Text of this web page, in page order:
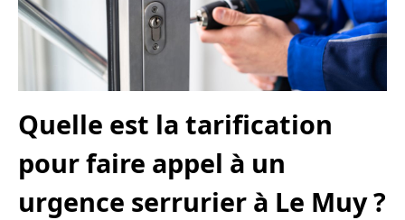
Quelle est la tarification
pour faire appel à un
urgence serrurier à Le Muy ?